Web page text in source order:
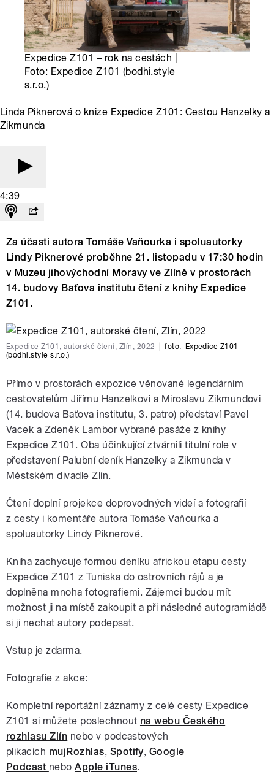
Expedice Z101 – rok na cestách |
Foto: Expedice Z101 (bodhi.style
s.r.o.)
Linda Piknerová o knize Expedice Z101: Cestou Hanzelky a
Zikmunda
4:39
Za účasti autora Tomáše Vaňourka i spoluautorky
Lindy Piknerové proběhne 21. listopadu v 17:30 hodin
v Muzeu jihovýchodní Moravy ve Zlíně v prostorách
14. budovy Baťova institutu čtení z knihy Expedice
Z101.
Expedice Z101, autorské čtení, Zlín, 2022 foto:
Expedice Z101
(bodhi.style s.r.o.)
Přímo v prostorách expozice věnované legendárním
cestovatelům Jiřímu Hanzelkovi a Miroslavu Zikmundovi
(14. budova Baťova institutu, 3. patro) představí Pavel
Vacek a Zdeněk Lambor vybrané pasáže z knihy
Expedice Z101. Oba účinkující ztvárnili titulní role v
představení Palubní deník Hanzelky a Zikmunda v
Městském divadle Zlín.
Čtení doplní projekce doprovodných videí a fotografií
z cesty i komentáře autora Tomáše Vaňourka a
spoluautorky Lindy Piknerové.
Kniha zachycuje formou deníku africkou etapu cesty
Expedice Z101 z Tuniska do ostrovních rájů a je
doplněna mnoha fotografiemi. Zájemci budou mít
možnost ji na místě zakoupit a při následné autogramiádě
si ji nechat autory podepsat.
Vstup je zdarma.
Fotografie z akce:
Kompletní reportážní záznamy z celé cesty Expedice
Z101 si můžete poslechnout na webu Českého
rozhlasu Zlín nebo v podcastových
plikacích mujRozhlas, Spotify, Google
Podcast neboApple iTunes.